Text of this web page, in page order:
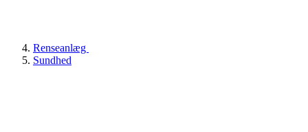
Renseanlæg
Sundhed